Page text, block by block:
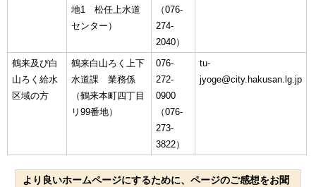
地1 松任上水道
センター）
（076-
274-
2040）
鶴来及び白
山ろく給水
区域の方
鶴来白山ろく上下
水道課 業務係
（鶴来本町四丁目
リ99番地）
076-
272-
0900
（076-
273-
3822）
tu-
jyoge@city.hakusan.lg.jp
より良いホームページにするために、ページのご感想をお聞